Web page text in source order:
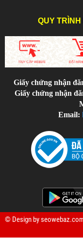
QUY
Giấy chứng nhận
Giấy chứng nhận
Email:
© Design by